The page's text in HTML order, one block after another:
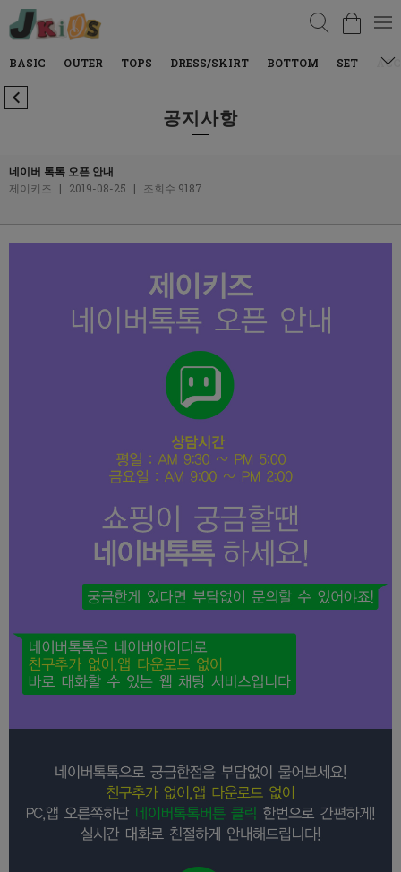
검색
BASIC OUTER TOPS DRESS/SKIRT BOTTOM SET ACC
공지사항
네이버 톡톡 오픈 안내
제이키즈
| 2019-08-25 | 조회수 9187